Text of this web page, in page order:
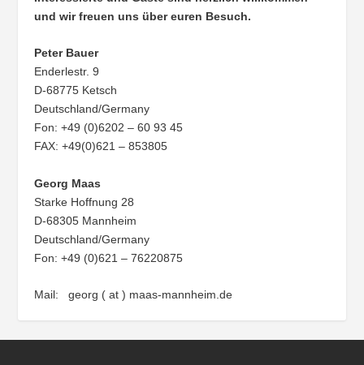
und wir freuen uns über euren Besuch.
Peter Bauer
Enderlestr. 9
D-68775 Ketsch
Deutschland/Germany
Fon: +49 (0)6202 – 60 93 45
FAX: +49(0)621 – 853805
Georg Maas
Starke Hoffnung 28
D-68305 Mannheim
Deutschland/Germany
Fon: +49 (0)621 – 76220875
Mail: georg ( at ) maas-mannheim.de